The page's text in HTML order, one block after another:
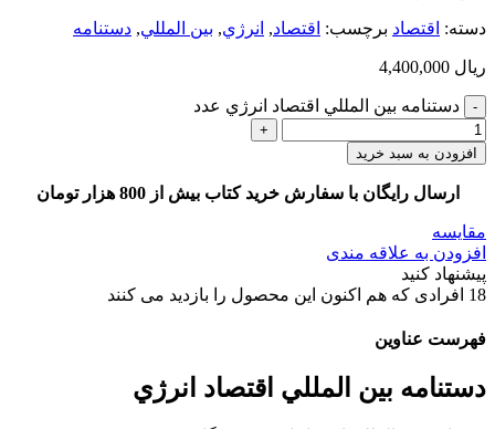
دسته: اقتصاد برچسب: اقتصاد, انرژي, بين المللي, دستنامه
ریال
دستنامه بين المللي اقتصاد انرژي عدد
افزودن به سبد خرید
ارسال رایگان با سفارش خرید کتاب بیش از 800 هزار تومان
مقایسه
افزودن به علاقه مندی
پیشنهاد کنید
18 افرادی که هم اکنون این محصول را بازدید می کنند
فهرست عناوین
دستنامه بين المللي اقتصاد انرژي